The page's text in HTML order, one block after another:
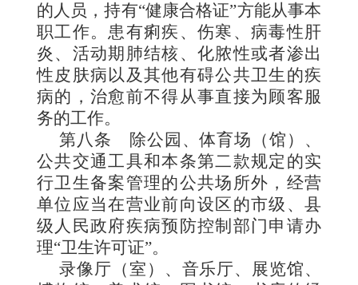
的人员，持有“健康合格证”方能从事本
职工作。患有痢疾、伤寒、病毒性肝
炎、活动期肺结核、化脓性或者渗出
性皮肤病以及其他有碍公共卫生的疾
病的，治愈前不得从事直接为顾客服
务的工作。
第八条 除公园、体育场（馆）、
公共交通工具和本条第二款规定的实
行卫生备案管理的公共场所外，经营
单位应当在营业前向设区的市级、县
级人民政府疾病预防控制部门申请办
理“卫生许可证”。
录像厅（室）、音乐厅、展览馆、